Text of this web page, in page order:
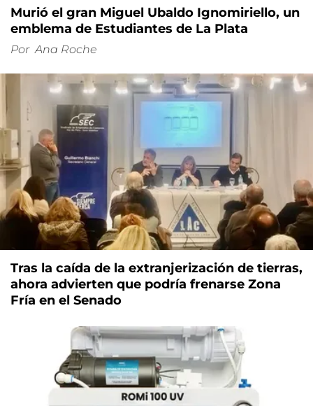
Murió el gran Miguel Ubaldo Ignomiriello, un
emblema de Estudiantes de La Plata
Por Ana Roche
Tras la caída de la extranjerización de tierras,
ahora advierten que podría frenarse Zona
Fría en el Senado